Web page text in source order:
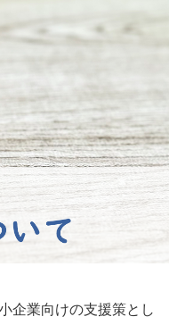
企業向けの支援策とし